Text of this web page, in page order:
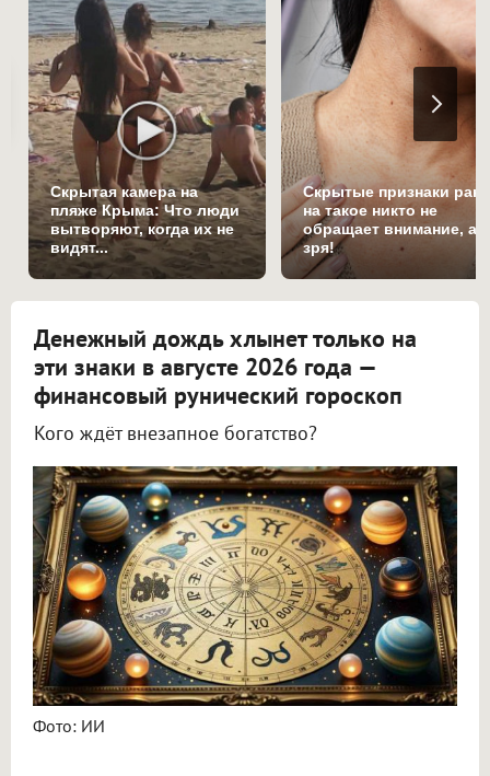
Скрытая камера на
пляже Крыма: Что люди
вытворяют, когда их не
видят...
Скрытые признаки
на такое никто не
обращает внимание, а
зря!
Денежный дождь хлынет только на
эти знаки в августе 2026 года —
финансовый рунический гороскоп
Кого ждёт внезапное богатство?
Фото: ИИ